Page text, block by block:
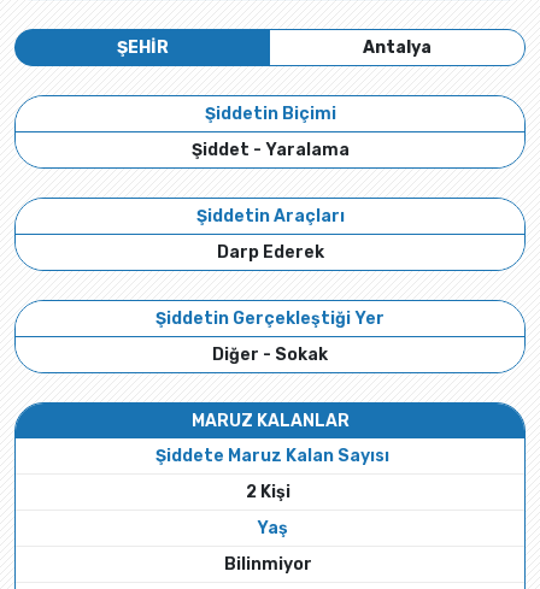
Antalya
ŞEHİR
Şiddetin Biçimi
Şiddet - Yaralama
Şiddetin Araçları
Darp Ederek
Şiddetin Gerçekleştiği Yer
Diğer - Sokak
MARUZ KALANLAR
Şiddete Maruz Kalan Sayısı
2 Kişi
Yaş
Bilinmiyor